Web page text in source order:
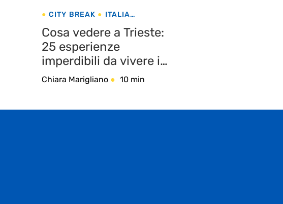
CITY BREAK
ITALIA
Cosa vedere a Trieste:
25 esperienze
imperdibili da vivere in
città
Chiara Marigliano 10 min